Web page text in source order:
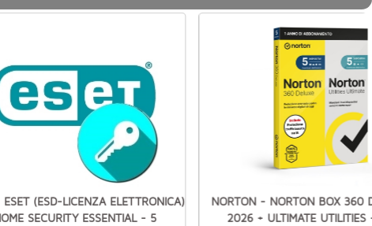
(ESD-LICENZA ELETTRONICA)
SECURITY ESSENTIAL - 5
NORTON - NORTON BOX 360
2026 + ULTIMATE